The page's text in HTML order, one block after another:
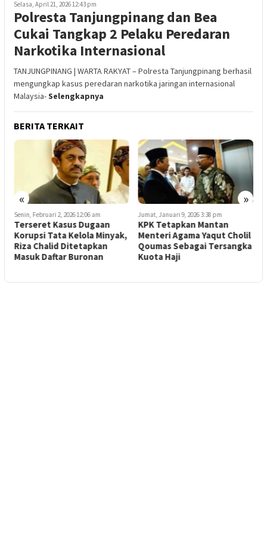
Selasa, April 21, 2026 12:43 pm
Polresta Tanjungpinang dan Bea
Cukai Tangkap 2 Pelaku Peredaran
Narkotika Internasional
TANJUNGPINANG | WARTA RAKYAT – Polresta Tanjungpinang berhasil
mengungkap kasus peredaran narkotika jaringan internasional
Malaysia-Selengkapnya
BERITA TERKAIT
« »
Senin, Februari 2, 2026 12:06 am
Terseret Kasus Dugaan
Korupsi Tata Kelola Minyak,
Riza Chalid Ditetapkan
Masuk Daftar Buronan
Jumat, Januari 9, 2026 3:38 pm
KPK Tetapkan Mantan
Menteri Agama Yaqut Cholil
Qoumas Sebagai Tersangka
Kuota Haji